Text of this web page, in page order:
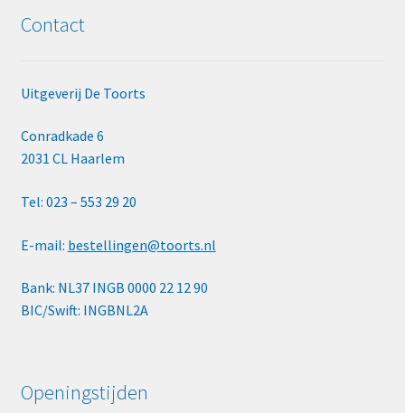
Contact
Uitgeverij De Toorts
Conradkade 6
2031 CL Haarlem
Tel: 023 – 553 29 20
E-mail: bestellingen@toorts.nl
Bank: NL37 INGB 0000 22 12 90
BIC/Swift: INGBNL2A
Openingstijden